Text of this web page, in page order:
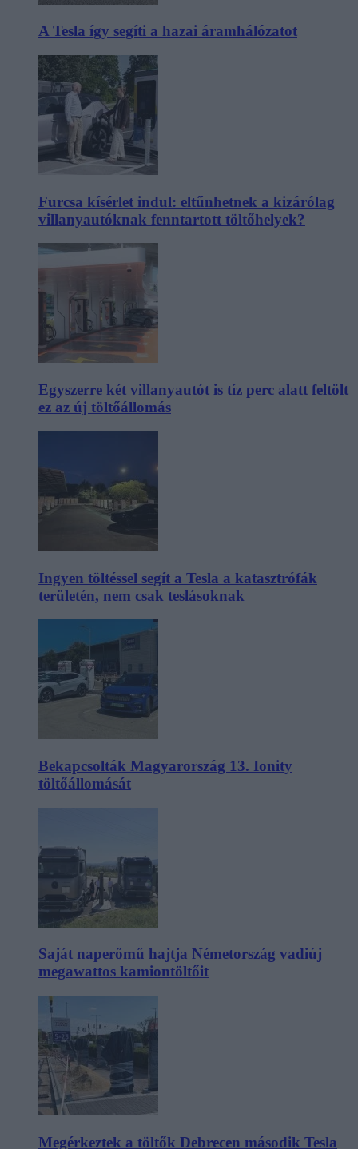
A Tesla így segíti a hazai áramhálózatot
Furcsa kísérlet indul: eltűnhetnek a kizárólag
villanyautóknak fenntartott töltőhelyek?
Egyszerre két villanyautót is tíz perc alatt feltölt
ez az új töltőállomás
Ingyen töltéssel segít a Tesla a katasztrófák
területén, nem csak teslásoknak
Bekapcsolták Magyarország 13. Ionity
töltőállomását
Saját naperőmű hajtja Németország vadiúj
megawattos kamiontöltőit
Megérkeztek a töltők Debrecen második Tesla